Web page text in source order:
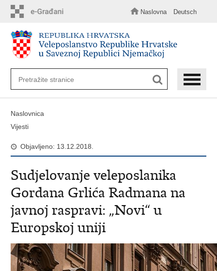
sadržaj
Naslovna Deutsch
Naslovnica
Vijesti
Objavljeno: 13.12.2018.
Sudjelovanje veleposlanika
Gordana Grlića Radmana na
javnoj raspravi: „Novi“ u
Europskoj uniji